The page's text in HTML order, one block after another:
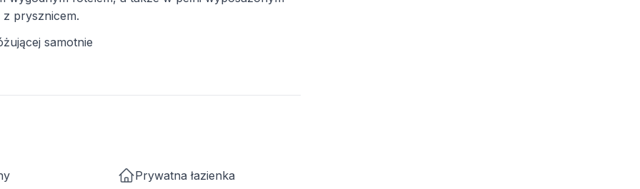
z prysznicem.
samotnie
Prywatna łazienka